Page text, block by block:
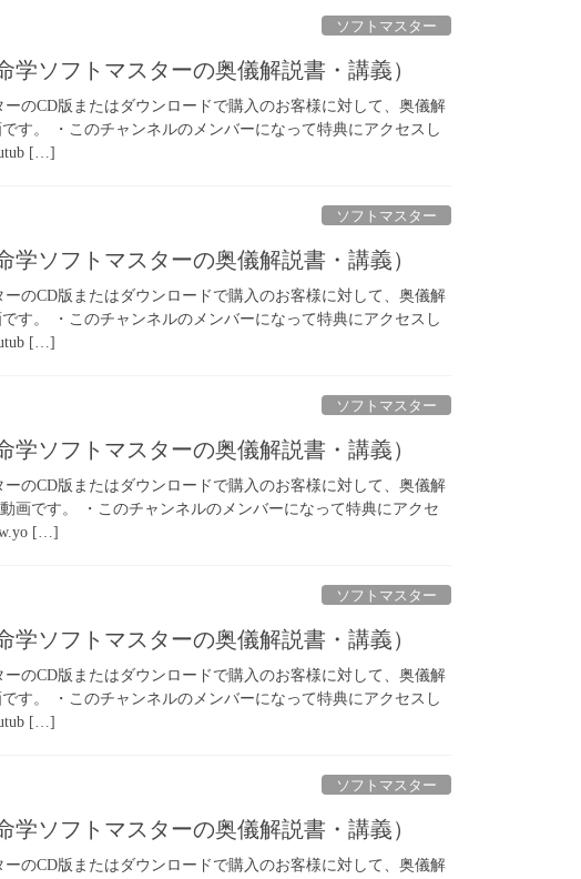
ソフトマスター
学ソフトマスターの奥儀解説書・講義）
のCD版またはダウンロードで購入のお客様に対して、奥儀解
す。 ・このチャンネルのメンバーになって特典にアクセスし
[…]
ソフトマスター
学ソフトマスターの奥儀解説書・講義）
のCD版またはダウンロードで購入のお客様に対して、奥儀解
す。 ・このチャンネルのメンバーになって特典にアクセスし
[…]
ソフトマスター
学ソフトマスターの奥儀解説書・講義）
のCD版またはダウンロードで購入のお客様に対して、奥儀解
画です。 ・このチャンネルのメンバーになって特典にアクセ
[…]
ソフトマスター
学ソフトマスターの奥儀解説書・講義）
のCD版またはダウンロードで購入のお客様に対して、奥儀解
す。 ・このチャンネルのメンバーになって特典にアクセスし
[…]
ソフトマスター
学ソフトマスターの奥儀解説書・講義）
のCD版またはダウンロードで購入のお客様に対して、奥儀解